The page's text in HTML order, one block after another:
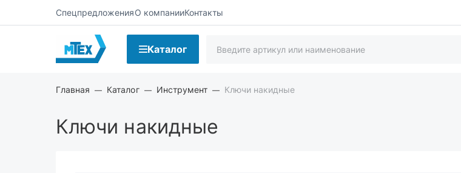
СпецпредложенияО компанииКонтакты
Каталог
Главная Каталог Инструмент Ключи накидные
Ключи накидные